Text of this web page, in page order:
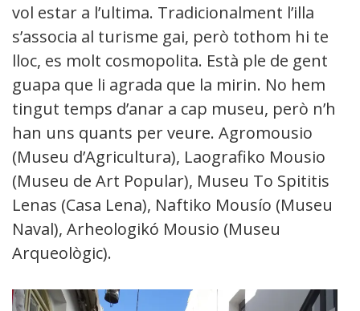
vol estar a l’ultima. Tradicionalment l’illa
s’associa al turisme gai, però tothom hi te
lloc, es molt cosmopolita. Està ple de gent
guapa que li agrada que la mirin. No hem
tingut temps d’anar a cap museu, però n’hi
han uns quants per veure. Agromousio
(Museu d’Agricultura), Laografiko Mousio
(Museu de Art Popular), Museu To Spititis
Lenas (Casa Lena), Naftiko Mousío (Museu
Naval), Arheologikó Mousio (Museu
Arqueològic).